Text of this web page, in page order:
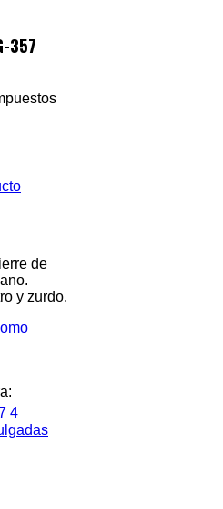
357
de
y zurdo.
4